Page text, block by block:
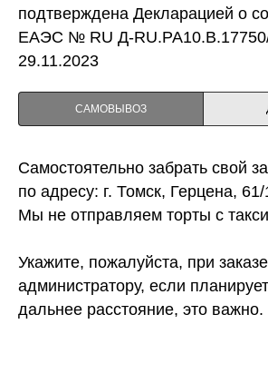
подтверждена Декларацией о
ЕАЭС № RU Д-
29.11.2023
САМОВЫВОЗ
Самостоятельно забрать свой
по адресу: г. Томск, Герцена, 61/
Мы не отправляем торты с
Укажите, пожалуйста, при заказе
администратору, если
дальнее расстояние, это важно.